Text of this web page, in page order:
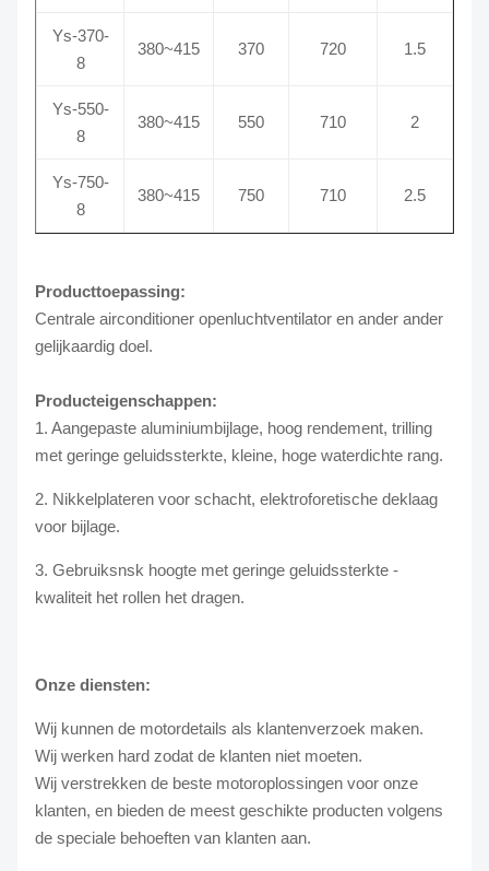
Ys-370-
8
380~415 370 720 1.5
Ys-550-
8
380~415 550 710 2
Ys-750-
8
380~415 750 710 2.5
Producttoepassing:
Centrale airconditioner openluchtventilator en ander ander
gelijkaardig doel.
Producteigenschappen:
1. Aangepaste aluminiumbijlage, hoog rendement, trilling
met geringe geluidssterkte, kleine, hoge waterdichte rang.
2. Nikkelplateren voor schacht, elektroforetische deklaag
voor bijlage.
3. Gebruiksnsk hoogte met geringe geluidssterkte -
kwaliteit het rollen het dragen.
Onze diensten:
Wij kunnen de motordetails als klantenverzoek maken.
Wij werken hard zodat de klanten niet moeten.
Wij verstrekken de beste motoroplossingen voor onze
klanten, en bieden de meest geschikte producten volgens
de speciale behoeften van klanten aan.